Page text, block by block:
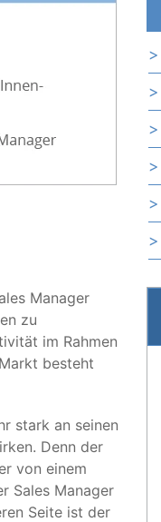
Manager
zu
im Rahmen
besteht
stark an seinen
Denn der
von einem
Sales Manager
Seite ist der